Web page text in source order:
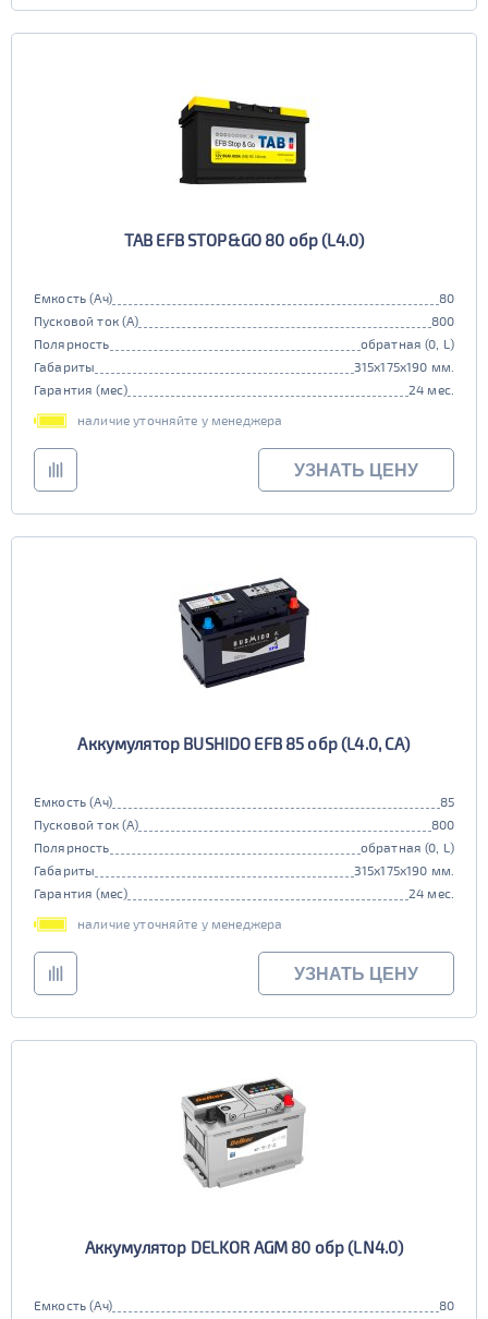
TAB EFB STOP&GO 80 обр (L4.0)
Емкость (Ач)
80
Пусковой ток (А)
800
Полярность
обратная (0, L)
Габариты
315x175x190 мм.
Гарантия (мес)
24 мес.
наличие уточняйте у менеджера
УЗНАТЬ ЦЕНУ
Аккумулятор BUSHIDO EFB 85 обр (L4.0, CA)
Емкость (Ач)
85
Пусковой ток (А)
800
Полярность
обратная (0, L)
Габариты
315x175x190 мм.
Гарантия (мес)
24 мес.
наличие уточняйте у менеджера
УЗНАТЬ ЦЕНУ
Аккумулятор DELKOR AGM 80 обр (LN4.0)
Емкость (Ач)
80